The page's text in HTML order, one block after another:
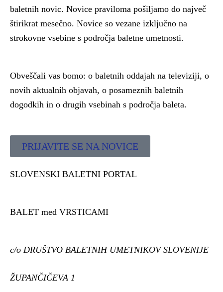
baletnih novic. Novice praviloma pošiljamo do največ
štirikrat mesečno. Novice so vezane izključno na
strokovne vsebine s področja baletne umetnosti.
Obveščali vas bomo: o baletnih oddajah na televiziji, o
novih aktualnih objavah, o posameznih baletnih
dogodkih in o drugih vsebinah s področja baleta.
PRIJAVITE SE NA NOVICE
SLOVENSKI BALETNI PORTAL
BALET med VRSTICAMI
c/o DRUŠTVO BALETNIH UMETNIKOV SLOVENIJE
ŽUPANČIČEVA 1